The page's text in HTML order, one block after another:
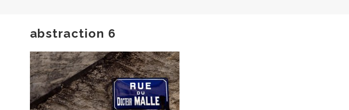
abstraction 6